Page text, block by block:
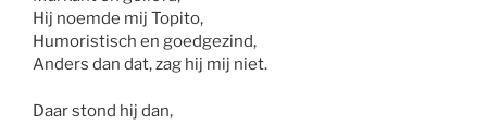
Hij noemde mij Topito,
Humoristisch en goedgezind,
Anders dan dat, zag hij mij niet.
Daar stond hij dan,